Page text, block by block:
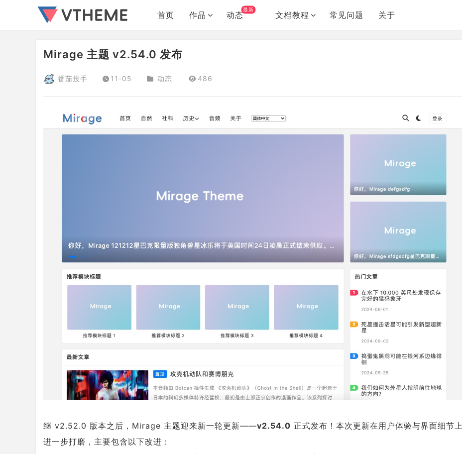
首页 作品 动态
最新
文档教程 常见问题 关于
Mirage 主题 v2.54.0 发布
番茄投手 11-05 动态 486
继 v2.52.0 版本之后，Mirage 主题迎来新一轮更新——v2.54.0 正式发布！本次更新在用户体验与界面细节上
进一步打磨，主要包含以下改进：